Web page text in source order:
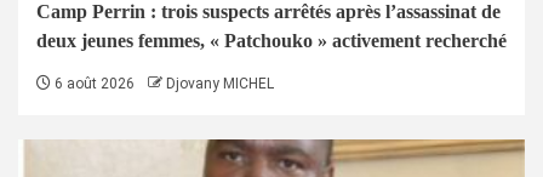
Camp Perrin : trois suspects arrêtés après l’assassinat de
deux jeunes femmes, « Patchouko » activement recherché
6 août 2026 Djovany MICHEL